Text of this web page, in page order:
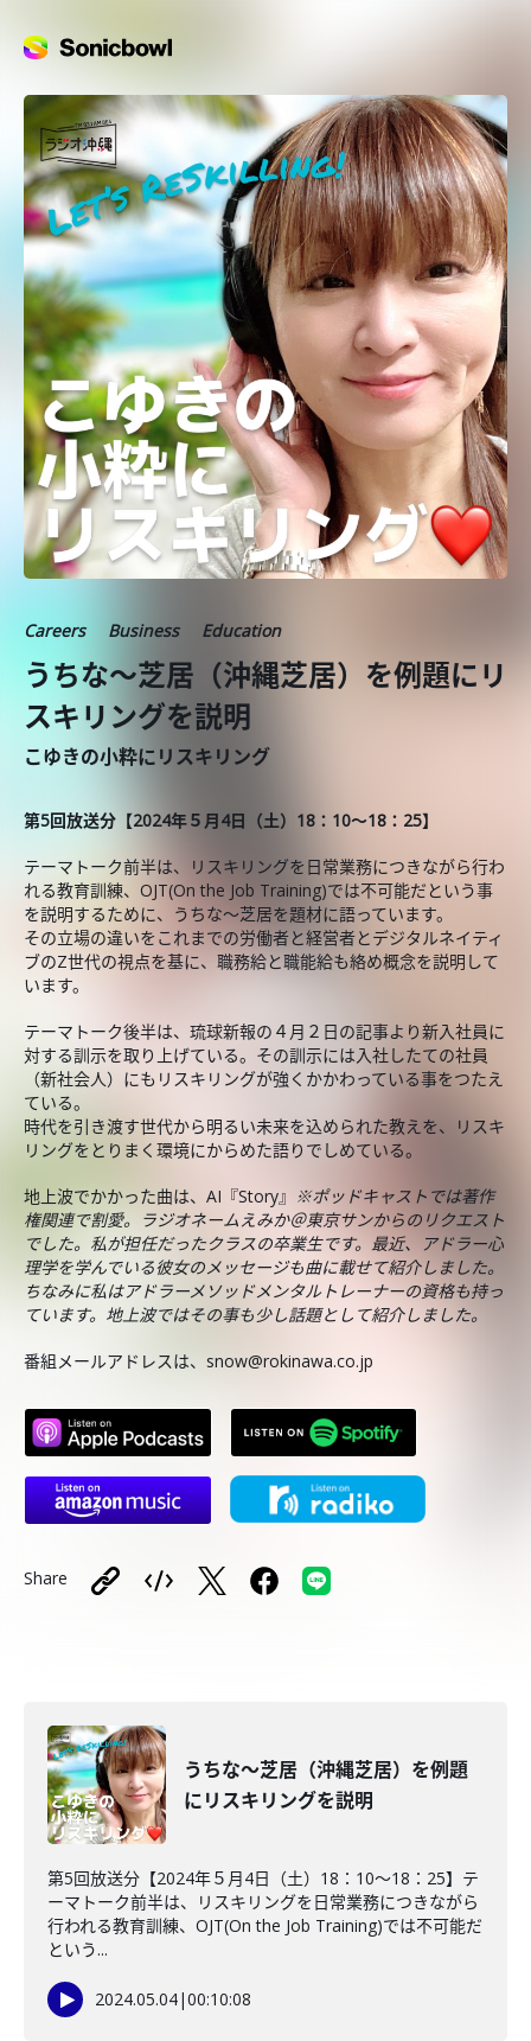
Careers Business Education
うちな～芝居（沖縄芝居）を例題にリ
スキリングを説明
こゆきの小粋にリスキリング
第5回放送分【2024年５月4日（土）18：10～18：25】
テーマトーク前半は、リスキリングを日常業務につきながら行わ
れる教育訓練、OJT(On the Job Training)では不可能だという事
を説明するために、うちな～芝居を題材に語っています。
その立場の違いをこれまでの労働者と経営者とデジタルネイティ
ブのZ世代の視点を基に、職務給と職能給も絡め概念を説明して
います。
テーマトーク後半は、琉球新報の４月２日の記事より新入社員に
対する訓示を取り上げている。その訓示には入社したての社員
（新社会人）にもリスキリングが強くかかわっている事をつたえ
ている。
時代を引き渡す世代から明るい未来を込められた教えを、リスキ
リングをとりまく環境にからめた語りでしめている。
地上波でかかった曲は、AI『Story』 ※ポッドキャストでは著作
権関連で割愛。ラジオネームえみか＠東京サンからのリクエスト
でした。私が担任だったクラスの卒業生です。最近、アドラー心
理学を学んでいる彼女のメッセージも曲に載せて紹介しました。
ちなみに私はアドラーメソッドメンタルトレーナーの資格も持っ
ています。地上波ではその事も少し話題として紹介しました。
番組メールアドレスは、snow@rokinawa.co.jp
Share
うちな～芝居（沖縄芝居）を例題
にリスキリングを説明
第5回放送分【2024年５月4日（土）18：10～18：25】テ
ーマトーク前半は、リスキリングを日常業務につきながら
行われる教育訓練、OJT(On the Job Training)では不可能だ
という...
2024.05.04|00:10:08